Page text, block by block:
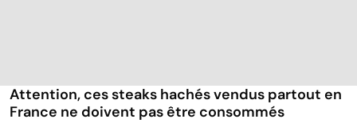
Attention, ces steaks hachés vendus partout en
France ne doivent pas être consommés